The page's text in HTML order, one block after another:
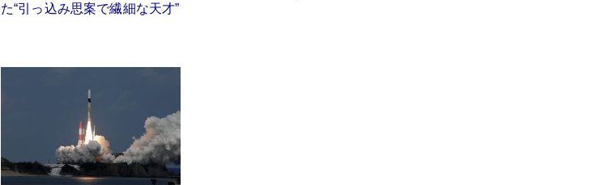
た“引っ込み思案で繊細な天才”